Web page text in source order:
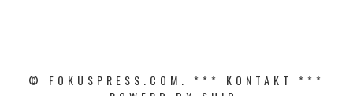
© FOKUSPRESS.COM. *** KONTAKT
***